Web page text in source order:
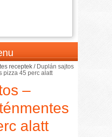
receptek / Duplán sajtos
pizza 45 perc alatt
–
alatt